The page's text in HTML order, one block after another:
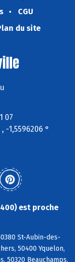
CGU
du site
07
-1,5596206 °
est proche
St-Aubin-des-
50400 Yquelon,
50320 Beauchamps,